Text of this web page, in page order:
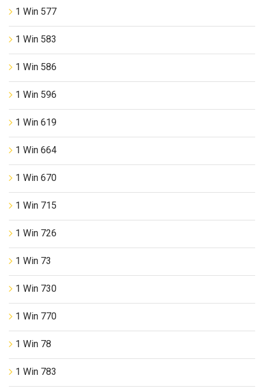
1 Win 577
1 Win 583
1 Win 586
1 Win 596
1 Win 619
1 Win 664
1 Win 670
1 Win 715
1 Win 726
1 Win 73
1 Win 730
1 Win 770
1 Win 78
1 Win 783